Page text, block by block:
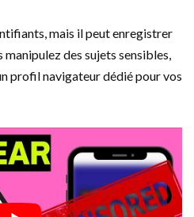
mais il peut enregistrer
manipulez des sujets sensibles,
profil navigateur dédié pour vos